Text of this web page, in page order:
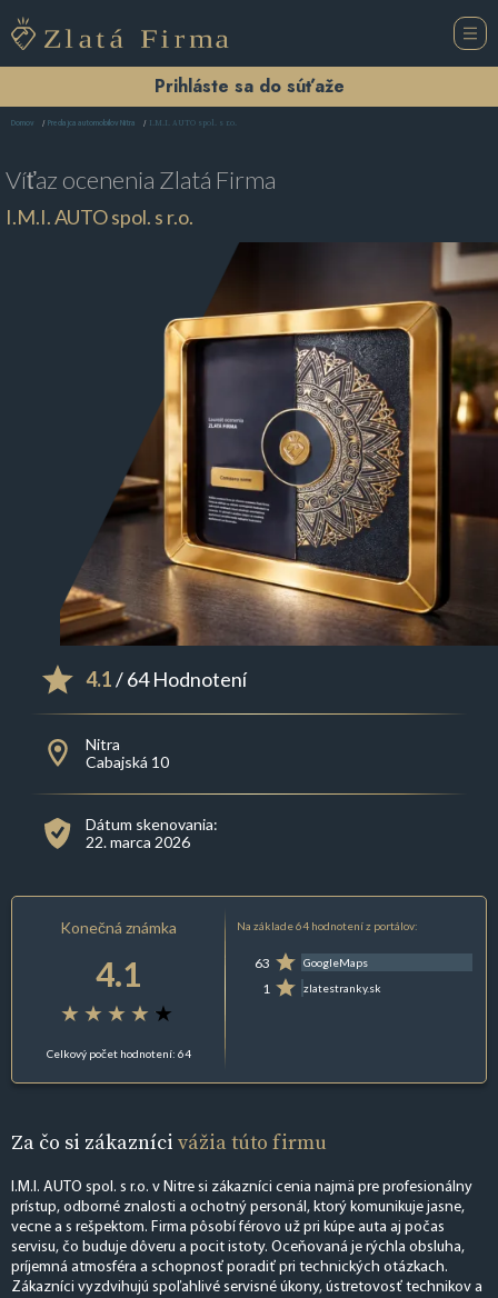
Prihláste sa do súťaže
Domov Predajca automobilov Nitra I.M.I. AUTO spol. s r.o.
Víťaz ocenenia Zlatá Firma
I.M.I. AUTO spol. s r.o.
4.1/ 64 Hodnotení
Nitra
Cabajská 10
Dátum skenovania:
22. marca 2026
Konečná známka
4.1
Celkový počet hodnotení: 64
Na základe 64 hodnotení z portálov:
63 GoogleMaps
1 zlatestranky.sk
Za čo si zákazníci vážia túto firmu
I.M.I. AUTO spol. s r.o. v Nitre si zákazníci cenia najmä pre profesionálny
prístup, odborné znalosti a ochotný personál, ktorý komunikuje jasne,
vecne a s rešpektom. Firma pôsobí férovo už pri kúpe auta aj počas
servisu, čo buduje dôveru a pocit istoty. Oceňovaná je rýchla obsluha,
príjemná atmosféra a schopnosť poradiť pri technických otázkach.
Zákazníci vyzdvihujú spoľahlivé servisné úkony, ústretovosť technikov a